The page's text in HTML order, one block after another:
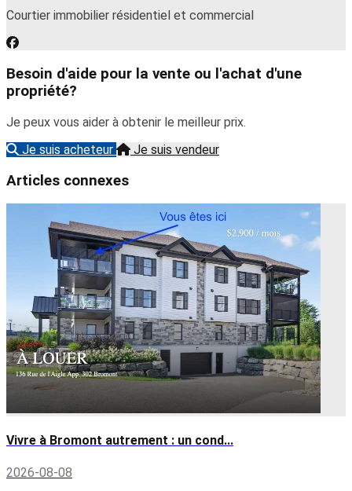
Courtier immobilier résidentiel et commercial
Besoin d'aide pour la vente ou l'achat d'une
propriété?
Je peux vous aider à obtenir le meilleur prix.
Je suis acheteur
Je suis vendeur
Articles connexes
Vivre à Bromont autrement : un cond...
2026-08-08